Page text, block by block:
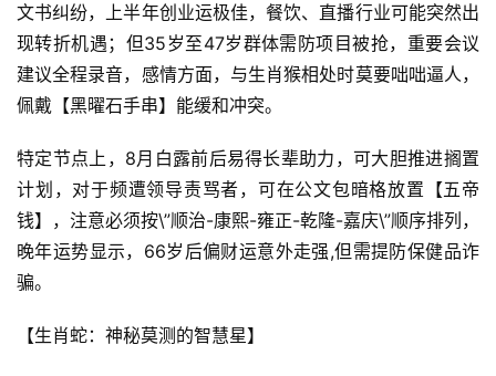
文书纠纷，上半年创业运极佳，餐饮、直播行业可能突然出
现转折机遇；但35岁至47岁群体需防项目被抢，重要会议
建议全程录音，感情方面，与生肖猴相处时莫要咄咄逼人，
佩戴【黑曜石手串】能缓和冲突。
特定节点上，8月白露前后易得长辈助力，可大胆推进搁置
计划，对于频遭领导责骂者，可在公文包暗格放置【五帝
钱】，注意必须按\”顺治-康熙-雍正-乾隆-嘉庆\”顺序排列，
晚年运势显示，66岁后偏财运意外走强,但需提防保健品诈
骗。
【生肖蛇：神秘莫测的智慧星】